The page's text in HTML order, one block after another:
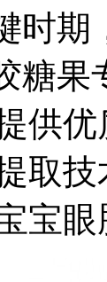
时期
糖果
供
取
宝